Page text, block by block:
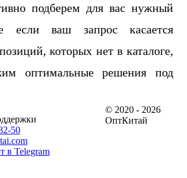
подберем для вас нужный
если ваш запрос касается
которых нет в каталоге,
оптимальные решения под
50
в Telegram
© 2020 - 2026
ОптКитай